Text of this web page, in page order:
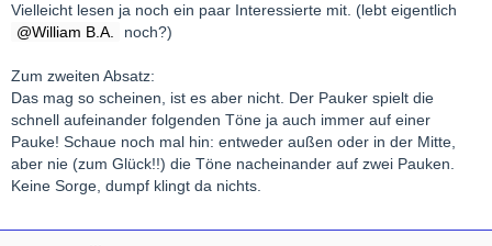
Vielleicht lesen ja noch ein paar Interessierte mit. (lebt eigentlich
William B.A.
noch?)
Zum zweiten Absatz:
Das mag so scheinen, ist es aber nicht. Der Pauker spielt die
schnell aufeinander folgenden Töne ja auch immer auf einer
Pauke! Schaue noch mal hin: entweder außen oder in der Mitte,
aber nie (zum Glück!!) die Töne nacheinander auf zwei Pauken.
Keine Sorge, dumpf klingt da nichts.